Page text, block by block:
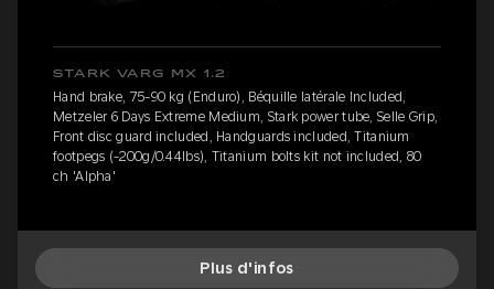
STARK VARG MX 1.2
Hand brake, 75-90 kg (Enduro), Béquille latérale Included,
Metzeler 6 Days Extreme Medium, Stark power tube, Selle Grip,
Front disc guard included, Handguards included, Titanium
footpegs (-200g/0.44lbs), Titanium bolts kit not included, 80
ch 'Alpha'
Plus d'infos